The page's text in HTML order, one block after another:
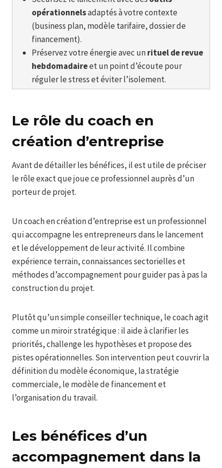
opérationnelsadaptés à votre contexte
(business plan, modèle tarifaire, dossier de
financement).
Préservez votre énergie avec unrituel de revue
hebdomadaireet un point d’écoute pour
réguler le stress et éviter l’isolement.
Le rôle du coach en
création d’entreprise
Avant de détailler les bénéfices, il est utile de préciser
le rôle exact que joue ce professionnel auprès d’un
porteur de projet.
Un coach en création d’entreprise est un professionnel
qui accompagne les entrepreneurs dans le lancement
et le développement de leur activité. Il combine
expérience terrain, connaissances sectorielles et
méthodes d’accompagnement pour guider pas à pas la
construction du projet.
Plutôt qu’un simple conseiller technique, le coach agit
comme un miroir stratégique : il aide à clarifier les
priorités, challenge les hypothèses et propose des
pistes opérationnelles. Son intervention peut couvrir la
définition du modèle économique, la stratégie
commerciale, le modèle de financement et
l’organisation du travail.
Les bénéfices d’un
accompagnement dans la